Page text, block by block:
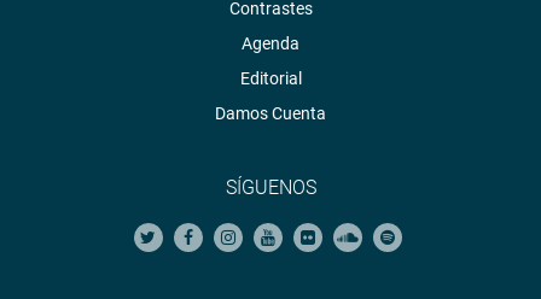
Contrastes
Agenda
Editorial
Damos Cuenta
SÍGUENOS